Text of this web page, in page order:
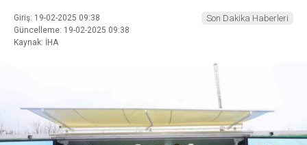
Giriş: 19-02-2025 09:38
Güncelleme: 19-02-2025 09:38
Kaynak: İHA
Son Dakika Haberleri